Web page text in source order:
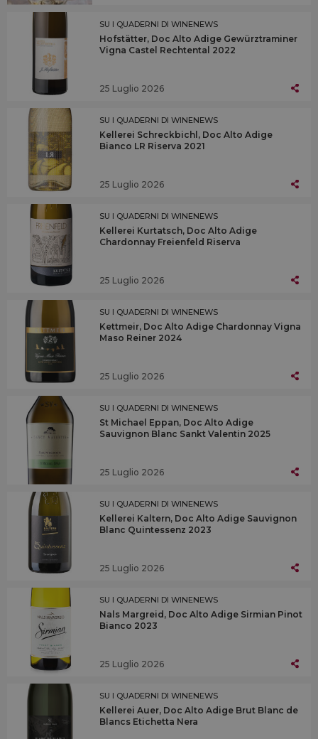
SU I QUADERNI DI WINENEWS
Hofstätter, Doc Alto Adige Gewürztraminer
Vigna Castel Rechtental 2022
25 Luglio 2026
SU I QUADERNI DI WINENEWS
Kellerei Schreckbichl, Doc Alto Adige
Bianco LR Riserva 2021
25 Luglio 2026
SU I QUADERNI DI WINENEWS
Kellerei Kurtatsch, Doc Alto Adige
Chardonnay Freienfeld Riserva
25 Luglio 2026
SU I QUADERNI DI WINENEWS
Kettmeir, Doc Alto Adige Chardonnay Vigna
Maso Reiner 2024
25 Luglio 2026
SU I QUADERNI DI WINENEWS
St Michael Eppan, Doc Alto Adige
Sauvignon Blanc Sankt Valentin 2025
25 Luglio 2026
SU I QUADERNI DI WINENEWS
Kellerei Kaltern, Doc Alto Adige Sauvignon
Blanc Quintessenz 2023
25 Luglio 2026
SU I QUADERNI DI WINENEWS
Nals Margreid, Doc Alto Adige Sirmian Pinot
Bianco 2023
25 Luglio 2026
SU I QUADERNI DI WINENEWS
Kellerei Auer, Doc Alto Adige Brut Blanc de
Blancs Etichetta Nera